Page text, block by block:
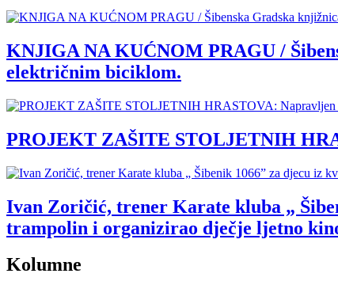
KNJIGA NA KUĆNOM PRAGU /
električnim biciklom.
PROJEKT ZAŠITE STOLJETNIH
Ivan Zoričić, trener Karate kluba „
trampolin i organizirao dječje ljetno
Kolumne